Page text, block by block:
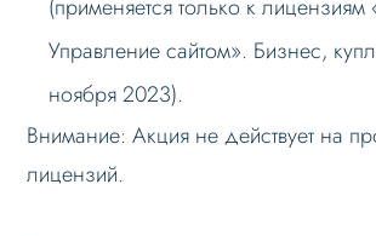
(применяется только к лицензиям
Управление сайтом». Бизнес,
ноября 2023).
Внимание: Акция не действует на
лицензий.